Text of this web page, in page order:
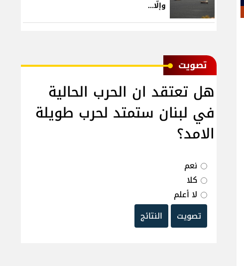
وإلّا...
ﺗﺼﻮﻳﺖ
هل تعتقد ان الحرب الحالية
في لبنان ستمتد لحرب طويلة
الامد؟
نعم
كلا
لا أعلم
تصويت
النتائج